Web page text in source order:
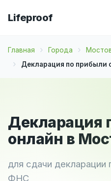
Lifeproof
Главная Города
Декларация по прибыли
Декларация
онлайн в
для сдачи декларации
ФНС